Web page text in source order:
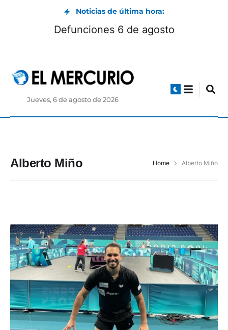
Noticias de última hora:
Defunciones 6 de agosto
Jueves, 6 de agosto de 2026
Alberto Miño Home Alberto Miño